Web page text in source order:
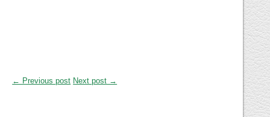
← Previous post Next post →